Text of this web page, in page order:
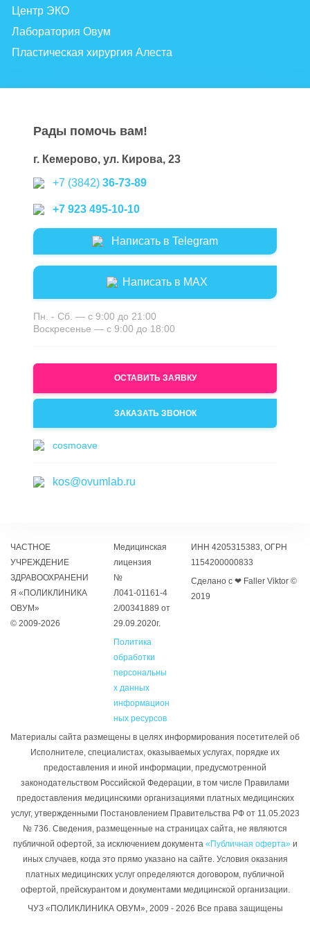
Центр ЭКО
Лаборатория Овум
Пластическая хирургия Алеста
Рады помочь вам!
г. Кемерово, ул. Кирова, 23
+7 (3842) 36-73-89
+7 923 495-10-10
Написать в Telegram
Написать в MAX
Пн. - Сб. — с 9:00 до 21:00
Воскресенье — с 9:00 до 18:00
ОСТАВИТЬ ЗАЯВКУ
ЗАКАЗАТЬ ЗВОНОК
cosmoave
kos@ovumlab.ru
ЧАСТНОЕ
УЧРЕЖДЕНИЕ
ЗДРАВООХРАНЕНИ
Я «ПОЛИКЛИНИКА
ОВУМ»
© 2009-2026
Медицинская
лицензия
№
Л041‑01161‑4
2/00341889 от
29.09.2020г.
Политика
обработки
персональны
х данных
информацион
ных ресурсов
ИНН 4205315383, ОГРН
1154200000833
Сделано с ❤ Faller Viktor ©
2019
Материалы сайта размещены в целях информирования посетителей об
Исполнителе, специалистах, оказываемых услугах, порядке их
предоставления и иной информации, предусмотренной
законодательством Российской Федерации, в том числе Правилами
предоставления медицинскими организациями платных медицинских
услуг, утвержденными Постановлением Правительства РФ от 11.05.2023
№ 736. Сведения, размещенные на страницах сайта, не являются
публичной офертой, за исключением документа «Публичная оферта»и
иных случаев, когда это прямо указано на сайте. Условия оказания
платных медицинских услуг определяются договором, публичной
офертой, прейскурантом и документами медицинской организации.
ЧУЗ «ПОЛИКЛИНИКА ОВУМ», 2009 - 2026 Все права защищены